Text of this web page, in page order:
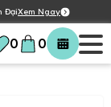
ĐạiXem Ngay
0 0